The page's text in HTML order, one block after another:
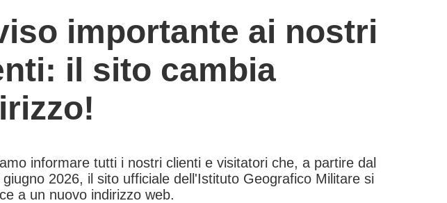
importante ai nostri
il sito cambia
informare tutti i nostri clienti e visitatori che, a partire dal
2026, il sito ufficiale dell'Istituto Geografico Militare si
a un nuovo indirizzo web.